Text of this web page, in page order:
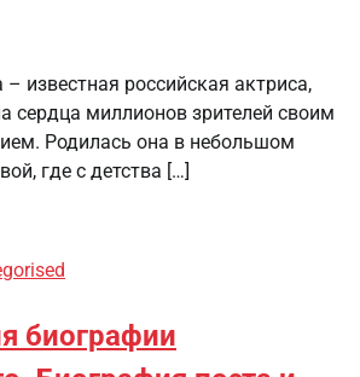
известная российская актриса,
сердца миллионов зрителей своим
Родилась она в небольшом
где с детства […]
биографии